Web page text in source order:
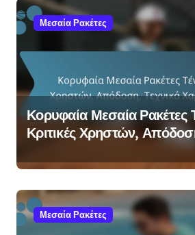
Μεσαία Ρακέτες
Κορυφαία Μεσαία Ρακέτες
Κριτικές Χρηστών,
Τεχνικά Χαρακτηριστικά
Μεσαία Ρακέτες